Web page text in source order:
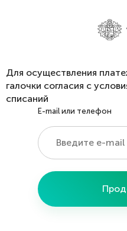
Для осуществления
галочки согласия с
списаний
E-mail или телефон